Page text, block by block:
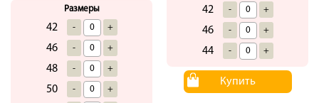
Размеры
42 - +
46 - +
48 - +
50 - +
42 - +
46 - +
44 - +
Купить